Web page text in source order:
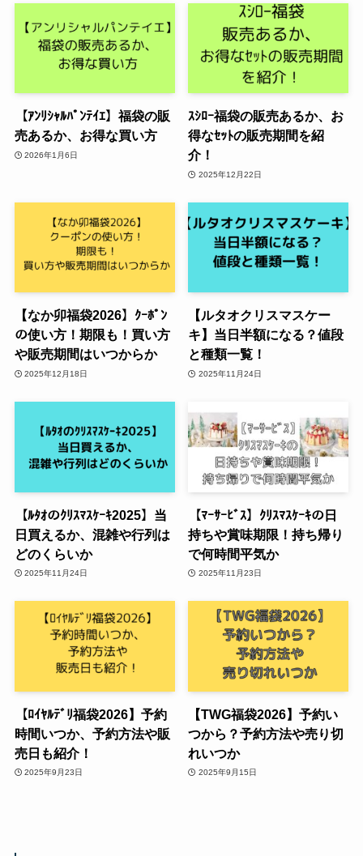
【ｱﾝﾘｼｬﾙﾊﾟﾝﾃｲｴ】福袋の販
売あるか、お得な買い方
2026年1月6日
ｽｼﾛｰ福袋の販売あるか、お
得なｾｯﾄの販売期間を紹
介！
2025年12月22日
【なか卯福袋2026】ｸｰﾎﾟﾝ
の使い方！期限も！買い方
や販売期間はいつからか
2025年12月18日
【ルタオクリスマスケー
キ】当日半額になる？値段
と種類一覧！
2025年11月24日
【ﾙﾀｵのｸﾘｽﾏｽｹｰｷ2025】当
日買えるか、混雑や行列は
どのくらいか
2025年11月24日
【ﾏｰｻｰﾋﾞｽ】ｸﾘｽﾏｽｹｰｷの日
持ちや賞味期限！持ち帰り
で何時間平気か
2025年11月23日
【ﾛｲﾔﾙﾃﾞﾘ福袋2026】予約
時間いつか、予約方法や販
売日も紹介！
2025年9月23日
【TWG福袋2026】予約い
つから？予約方法や売り切
れいつか
2025年9月15日